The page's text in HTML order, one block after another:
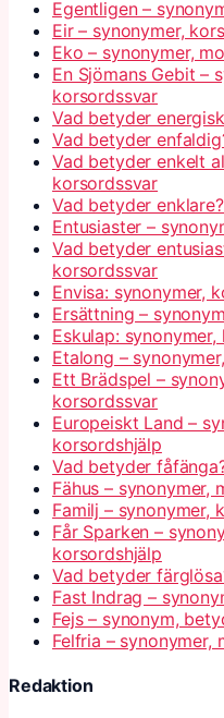
Egentligen –
Eir – synonymer,
Eko – synonymer,
En Sjömans Gebit –
korsordssvar
Vad betyder
Vad betyder
Vad betyder enkelt
korsordssvar
Vad betyder
Entusiaster –
Vad betyder
korsordssvar
Envisa: synonymer,
Ersättning –
Eskulap:
Etalong –
Ett Brädspel –
korsordssvar
Europeiskt Land –
korsordshjälp
Vad betyder
Fähus –
Familj – synonymer,
Får Sparken –
korsordshjälp
Vad betyder
Fast Indrag –
Fejs – synonym,
Felfria –
Redaktion